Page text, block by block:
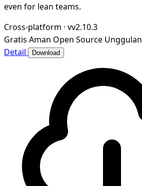
even for lean teams.
Cross-platform · vv2.10.3
Gratis Aman Open Source Unggulan
Detail
Download